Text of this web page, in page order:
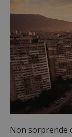
Non sorprende